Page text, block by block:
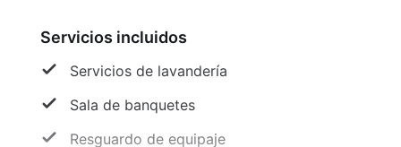
Servicios incluidos
Servicios de lavandería
Sala de banquetes
Resguardo de equipaje